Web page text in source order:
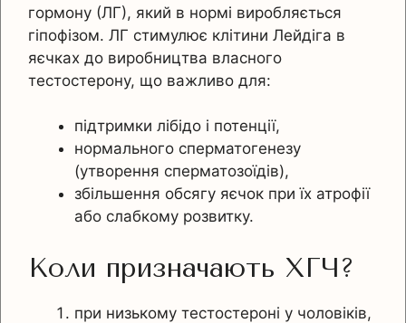
гормону (ЛГ), який в нормі виробляється
гіпофізом. ЛГ стимулює клітини Лейдіга в
яєчках до виробництва власного
тестостерону, що важливо для:
підтримки лібідо і потенції,
нормального сперматогенезу
(утворення сперматозоїдів),
збільшення обсягу яєчок при їх атрофії
або слабкому розвитку.
Коли призначають ХГЧ?
при низькому тестостероні у чоловіків,